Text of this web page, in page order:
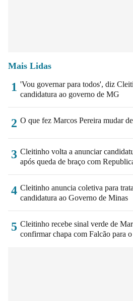
Mais Lidas
1 'Vou governar para todos', diz
candidatura ao governo de MG
2 O que fez Marcos Pereira mudar
3 Cleitinho volta a anunciar
após queda de braço com
4 Cleitinho anuncia coletiva para
candidatura ao Governo de Minas
5 Cleitinho recebe sinal verde de
confirmar chapa com Falcão para